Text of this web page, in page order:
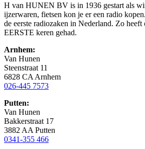
H van HUNEN BV is in 1936 gestart als
ijzerwaren, fietsen kon je er een radio
de eerste radiozaken in Nederland. Zo
EERSTE keren gehad.
Arnhem:
Van Hunen
Steenstraat 11
6828 CA Arnhem
026-445 7573
Putten:
Van Hunen
Bakkerstraat 17
3882 AA Putten
0341-355 466